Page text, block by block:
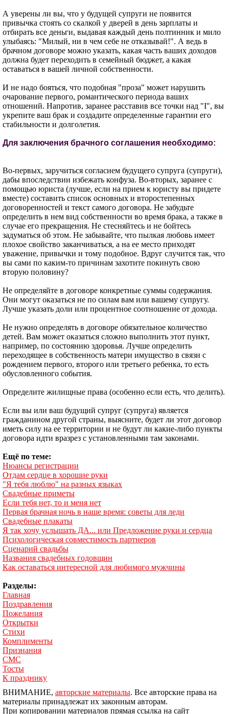
А уверены ли вы, что у будущей супруги не появится
привычка стоять со скалкой у дверей в день зарплаты и
отбирать все деньги, выдавая каждый день полтинник и мило
улыбаясь: "Милый, ни в чем себе не отказывай!". А ведь в
брачном договоре можно указать, какая часть ваших доходов
должна будет переходить в семейный бюджет, а какая
оставаться в вашей личной собственности.
И не надо бояться, что подобная "проза" может нарушить
очарование первого, романтического периода ваших
отношений. Напротив, заранее расставив все точки над "I", вы
укрепите ваш брак и создадите определенные гарантии его
стабильности и долголетия.
Для заключения брачного соглашения необходимо:
Во-первых, заручиться согласием будущего супруга (супруги),
дабы впоследствии избежать конфуза. Во-вторых, заранее с
помощью юриста (лучше, если на прием к юристу вы придете
вместе) составить список основных и второстепенных
договоренностей и текст самого договора. Не забудьте
определить в нем вид собственности во время брака, а также в
случае его прекращения. Не стесняйтесь и не бойтесь
задуматься об этом. Не забывайте, что пылкая любовь имеет
плохое свойство заканчиваться, а на ее место приходят
уважение, привычки и тому подобное. Вдруг случится так, что
вы сами по каким-то причинам захотите покинуть свою
вторую половину?
Не определяйте в договоре конкретные суммы содержания.
Они могут оказаться не по силам вам или вашему супругу.
Лучше указать доли или процентное соотношение от дохода.
Не нужно определять в договоре обязательное количество
детей. Вам может оказаться сложно выполнить этот пункт,
например, по состоянию здоровья. Лучше определить
переходящее в собственность матери имущество в связи с
рождением первого, второго или третьего ребенка, то есть
обусловленного события.
Определите жилищные права (особенно если есть, что делить).
Если вы или ваш будущий супруг (супруга) является
гражданином другой страны, выясните, будет ли этот договор
иметь силу на ее территории и не будут ли какие-либо пункты
договора идти вразрез с установленными там законами.
Ещё по теме:
Нюансы регистрации
Отдам сердце в хорошие руки
"Я тебя люблю" на разных языках
Свадебные приметы
Если тебя нет, то и меня нет
Первая брачная ночь в наше время: советы для леди
Свадебные плакаты
Я так хочу услышать ДА... или Предложение руки и сердца
Психологическая совместимость партнеров
Сценарий свадьбы
Названия свадебных годовщин
Как оставаться интересной для любимого мужчины
Разделы:
Главная
Поздравления
Пожелания
Открытки
Стихи
Комплименты
Признания
СМС
Тосты
К празднику
ВНИМАНИЕ, авторские материалы. Все авторские права на
материалы принадлежат их законным авторам.
При копировании материалов прямая ссылка на сайт